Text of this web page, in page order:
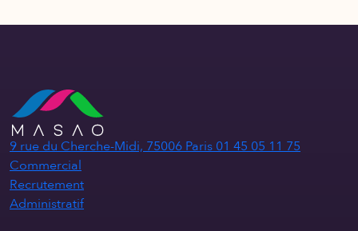
9 rue du Cherche-Midi, 75006 Paris 01 45 05 11 75
Commercial
Recrutement
Administratif